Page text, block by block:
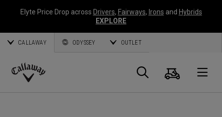
Elyte Price Drop across Drivers, Fairways, Irons and Hybrids
EXPLORE
CALLAWAY ODYSSEY OUTLET
Callaway
Panier